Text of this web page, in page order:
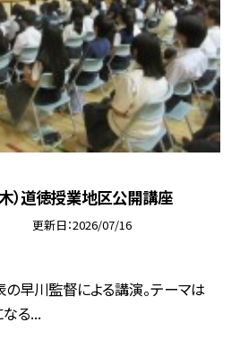
木）道徳授業地区公開講座
更新日 2026/07/16
早川監督による講演。テーマは
なる...